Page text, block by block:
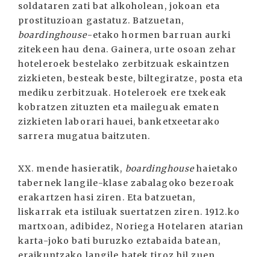
soldataren zati bat alkoholean, jokoan eta
prostituzioan gastatuz. Batzuetan,
boardinghouse-etako hormen barruan aurki
zitekeen hau dena. Gainera, urte osoan zehar
hoteleroek bestelako zerbitzuak eskaintzen
zizkieten, besteak beste, biltegiratze, posta eta
mediku zerbitzuak. Hoteleroek ere txekeak
kobratzen zituzten eta maileguak ematen
zizkieten laborari hauei, banketxeetarako
sarrera mugatua baitzuten.
XX. mende hasieratik, boardinghousehaietako
tabernek langile-klase zabalagoko bezeroak
erakartzen hasi ziren. Eta batzuetan,
liskarrak eta istiluak suertatzen ziren. 1912.ko
martxoan, adibidez, Noriega Hotelaren atarian
karta-joko bati buruzko eztabaida batean,